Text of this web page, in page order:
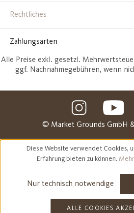
Rechtliches
Zahlungsarten
Alle Preise exkl. gesetzl.
ggf. Nachnahmegebühren, wenn
© Market Grounds GmbH
Diese Website verwendet Cookies,
Erfahrung bieten zu können.
Nur technisch notwendige
ALLE COOKIES